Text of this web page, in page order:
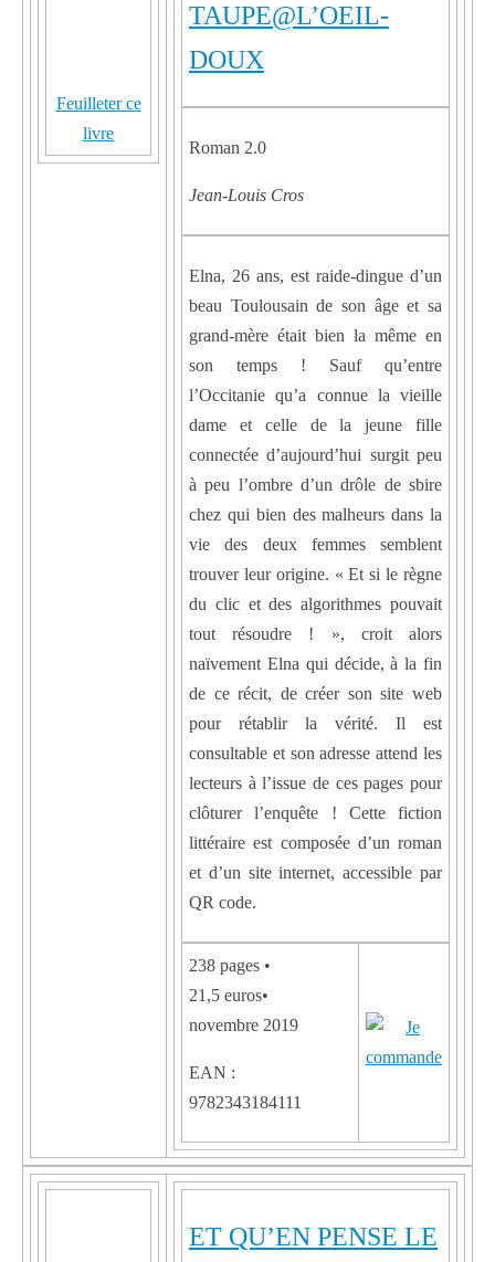
Feuilleter ce
livre
TAUPE@L’OEIL-
DOUX
Roman 2.0
Jean-Louis Cros
Elna, 26 ans, est raide-dingue d’un
beau Toulousain de son âge et sa
grand-mère était bien la même en
son temps ! Sauf qu’entre
l’Occitanie qu’a connue la vieille
dame et celle de la jeune fille
connectée d’aujourd’hui surgit peu
à peu l’ombre d’un drôle de sbire
chez qui bien des malheurs dans la
vie des deux femmes semblent
trouver leur origine. « Et si le règne
du clic et des algorithmes pouvait
tout résoudre ! », croit alors
naïvement Elna qui décide, à la fin
de ce récit, de créer son site web
pour rétablir la vérité. Il est
consultable et son adresse attend les
lecteurs à l’issue de ces pages pour
clôturer l’enquête ! Cette fiction
littéraire est composée d’un roman
et d’un site internet, accessible par
QR code.
238 pages •
21,5 euros•
novembre 2019
EAN :
9782343184111
ET QU’EN PENSE LE